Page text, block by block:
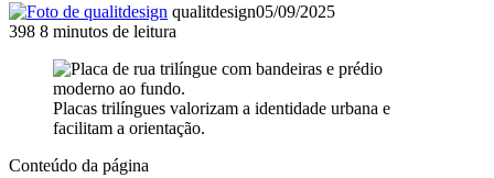
qualitdesign05/09/2025
398 8 minutos de leitura
Placas trilíngues valorizam a identidade urbana e
facilitam a orientação.
Conteúdo da página